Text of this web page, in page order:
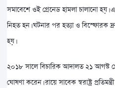
সমাবেশে ওই গ্রেনেড হামলা চালানো হয়।
নিহত হন। ঘটনার পর হত্যা ও বিস্ফোরক
হয়।
২০১৮ সালে বিচারিক আদালত ২১ আগস্ট
ঘোষণা করেন। রায়ে সাবেক স্বরাষ্ট্র